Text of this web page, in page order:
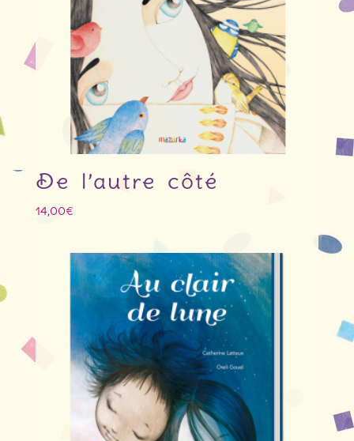
De l’autre côté
14,00€